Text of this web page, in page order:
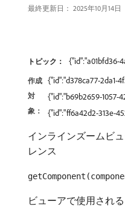
最終更新日： 2025年10月14日
トピック： {"id":"a01bfd36-
作成
対
象：
{"id":"d378ca77-2da1-
{"id":"b69b2659-1057-
{"id":"ff6a42d2-313e-
インラインズームビュ
レンス
ビューアで使用され